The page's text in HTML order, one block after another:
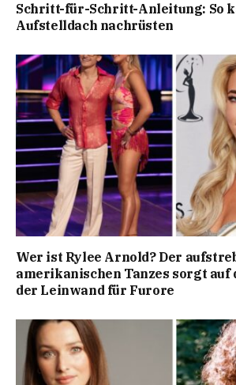
Schritt-für-Schritt-Anleitung: So
Aufstelldach nachrüsten
Wer ist Rylee Arnold? Der
amerikanischen Tanzes sorgt auf
der Leinwand für Furore